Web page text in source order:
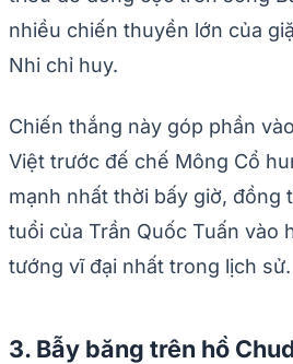
nhiều chiến thuyền lớn của
Nhi chỉ huy.
Chiến thắng này góp phần
Việt trước đế chế Mông Cổ
mạnh nhất thời bấy giờ, đồng
tuổi của Trần Quốc Tuấn vào
tướng vĩ đại nhất trong lịch sử.
3. Bẫy băng trên hồ